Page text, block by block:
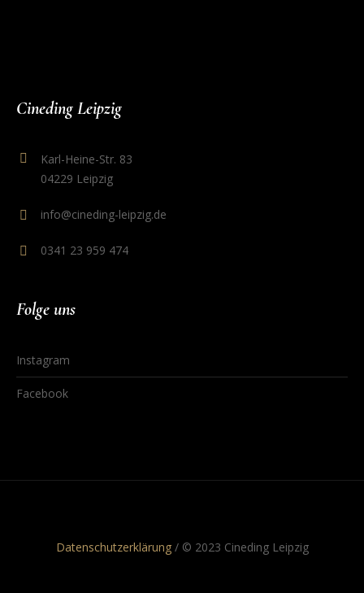
Cineding Leipzig
Karl-Heine-Str. 83
04229 Leipzig
info@cineding-leipzig.de
0341 23 959 474
Folge uns
Instagram
Facebook
Datenschutzerklärung/ © 2023 Cineding Leipzig